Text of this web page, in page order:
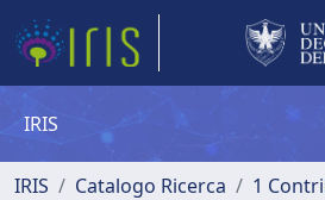
IRIS
IRIS Catalogo Ricerca
1